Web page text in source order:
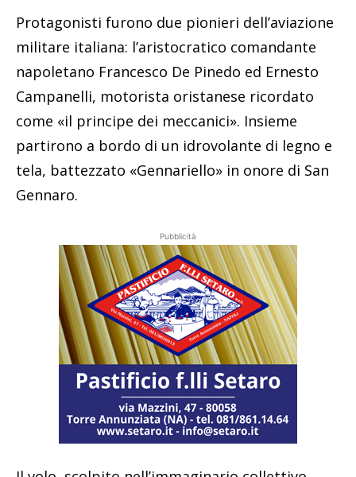
Protagonisti furono due pionieri dell’aviazione
militare italiana: l’aristocratico comandante
napoletano Francesco De Pinedo ed Ernesto
Campanelli, motorista oristanese ricordato
come «il principe dei meccanici». Insieme
partirono a bordo di un idrovolante di legno e
tela, battezzato «Gennariello» in onore di San
Gennaro.
Pubblicità